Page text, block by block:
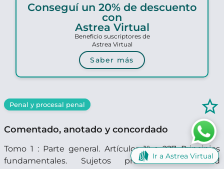
Conseguí un 20% de descuento
con
Astrea Virtual
Beneficio suscriptores de
Astrea Virtual
Saber más
Penal y procesal penal star_border
Comentado, anotado y concordado
Tomo 1 : Parte general. Artículos 1° a 227. Principios
fundamentales. Sujetos procesales. Actividad
Ir a Astrea Virtual